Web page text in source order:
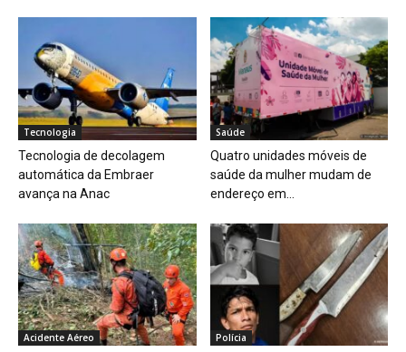
Tecnologia
Tecnologia de decolagem
automática da Embraer
avança na Anac
Saúde
Quatro unidades móveis de
saúde da mulher mudam de
endereço em...
Acidente Aéreo Polícia